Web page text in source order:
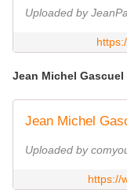
Uploaded by
Jean Michel Gascuel
Jean Michel
Uploaded by
https://